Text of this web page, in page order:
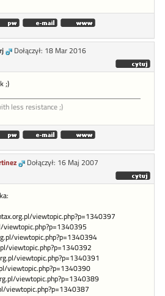
Dołączył: 18 Mar 2016
;)
less resistance ;)
Dołączył: 16 Maj 2007
viewtopic.php?p=1340397
viewtopic.php?p=1340394
viewtopic.php?p=1340392
viewtopic.php?p=1340391
viewtopic.php?p=1340390
viewtopic.php?p=1340389
viewtopic.php?p=1340387